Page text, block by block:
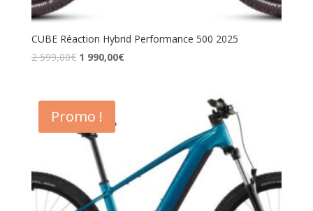
CUBE Réaction Hybrid Performance 500 2025
2 599,00€ 1 990,00€
Promo !